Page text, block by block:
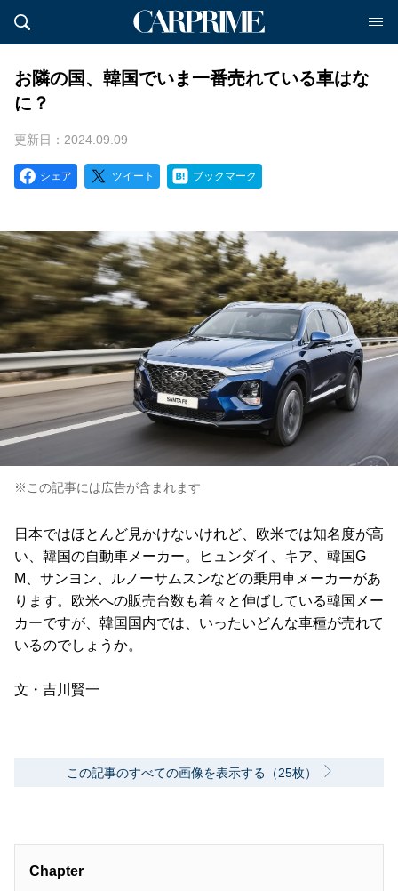
お隣の国、韓国でいま一番売れている車はな
に？
更新日：2024.09.09
シェア ツイート ブックマーク
※この記事には広告が含まれます
日本ではほとんど見かけないけれど、欧米では知名度が高
い、韓国の自動車メーカー。ヒュンダイ、キア、韓国G
M、サンヨン、ルノーサムスンなどの乗用車メーカーがあ
ります。欧米への販売台数も着々と伸ばしている韓国メー
カーですが、韓国国内では、いったいどんな車種が売れて
いるのでしょうか。
文・吉川賢一
この記事のすべての画像を表示する（25枚）
Chapter